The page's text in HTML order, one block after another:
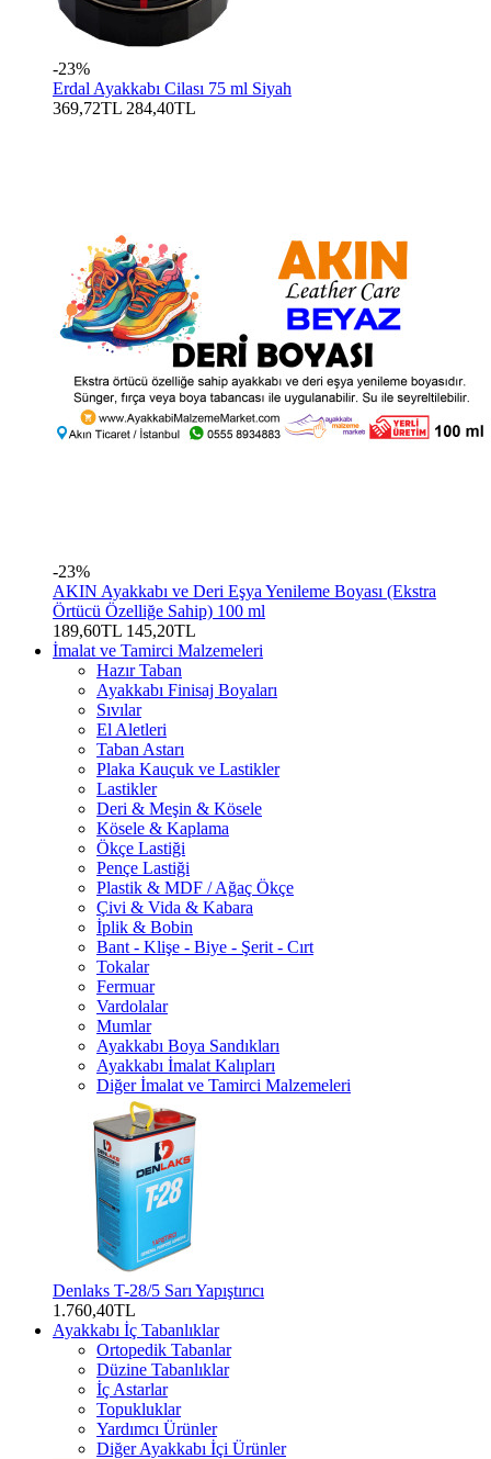
-23%
Erdal Ayakkabı Cilası 75 ml Siyah
369,72TL 284,40TL
-23%
AKIN Ayakkabı ve Deri Eşya Yenileme Boyası (Ekstra
Örtücü Özelliğe Sahip) 100 ml
189,60TL 145,20TL
İmalat ve Tamirci Malzemeleri
Hazır Taban
Ayakkabı Finisaj Boyaları
Sıvılar
El Aletleri
Taban Astarı
Plaka Kauçuk ve Lastikler
Lastikler
Deri & Meşin & Kösele
Kösele & Kaplama
Ökçe Lastiği
Pençe Lastiği
Plastik & MDF / Ağaç Ökçe
Çivi & Vida & Kabara
İplik & Bobin
Bant - Klişe - Biye - Şerit - Cırt
Tokalar
Fermuar
Vardolalar
Mumlar
Ayakkabı Boya Sandıkları
Ayakkabı İmalat Kalıpları
Diğer İmalat ve Tamirci Malzemeleri
Denlaks T-28/5 Sarı Yapıştırıcı
1.760,40TL
Ayakkabı İç Tabanlıklar
Ortopedik Tabanlar
Düzine Tabanlıklar
İç Astarlar
Topukluklar
Yardımcı Ürünler
Diğer Ayakkabı İçi Ürünler